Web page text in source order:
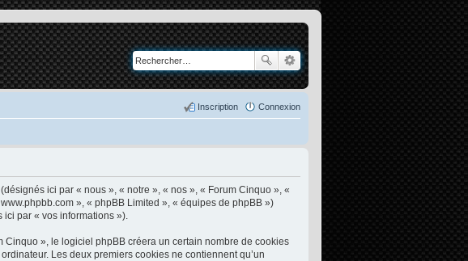
Connexion
Inscription
ici par « nous », « notre », « nos », « Forum Cinquo », «
», « phpBB Limited », « équipes de phpBB »)
ici par « vos informations »).
», le logiciel phpBB créera un certain nombre de cookies
Les deux premiers cookies ne contiennent qu’un